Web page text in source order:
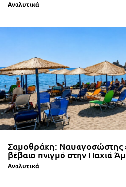
Αναλυτικά
Σαμοθράκη: Ναυαγοσώστης
βέβαιο πνιγμό στην Παχιά
Αναλυτικά